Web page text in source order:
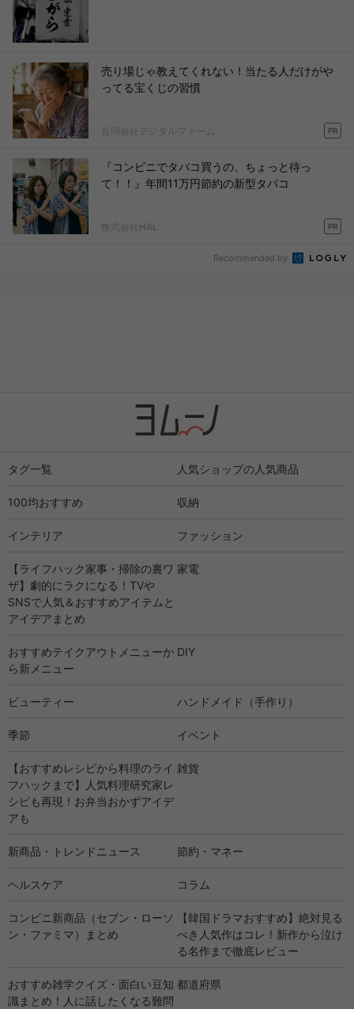
売り場じゃ教えてくれない！当たる人だけがや
ってる宝くじの習慣
合同会社デジタルファーム PR
『コンビニでタバコ買うの、ちょっと待っ
て！！』年間11万円節約の新型タバコ
株式会社HAL PR
Recommended by
タグ一覧 人気ショップの人気商品
100均おすすめ 収納
インテリア ファッション
【ライフハック家事・掃除の裏ワ
ザ】劇的にラクになる！TVや
SNSで人気＆おすすめアイテムと
アイデアまとめ
家電
おすすめテイクアウトメニューか
ら新メニュー
DIY
ビューティー ハンドメイド（手作り）
季節 イベント
【おすすめレシピから料理のライ
フハックまで】人気料理研究家レ
シピも再現！お弁当おかずアイデ
アも
雑貨
新商品・トレンドニュース 節約・マネー
ヘルスケア コラム
コンビニ新商品（セブン・ローソ
ン・ファミマ）まとめ
【韓国ドラマおすすめ】絶対見る
べき人気作はコレ！新作から泣け
る名作まで徹底レビュー
おすすめ雑学クイズ・面白い豆知
識まとめ！人に話したくなる難問
都道府県